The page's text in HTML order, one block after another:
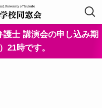
護士 講演会の申し込み期
21時です。